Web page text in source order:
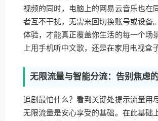
视频的同时，电脑上的网易云音乐也在
者互不干扰，无需来回切换账号或设备
体验，才能真正覆盖你生活的每一个场
上用手机听中文歌，还是在家用电视盒
无限流量与智能分流：告别焦虑
追剧最怕什么？看到关键处提示流量用
无限流量是安心享受的基础。在此基础